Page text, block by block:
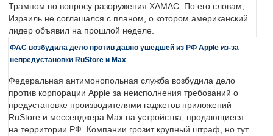
Трампом по вопросу разоружения ХАМАС. По его словам,
Израиль не соглашался с планом, о котором американский
лидер объявил на прошлой неделе.
ФАС возбудила дело против давно ушедшей из РФ Apple из-за
непредустановки RuStore и Max
Федеральная антимонопольная служба возбудила дело
против корпорации Apple за неисполнения требований о
предустановке производителями гаджетов приложений
RuStore и мессенджера Max на устройства, продающиеся
на территории РФ. Компании грозит крупный штраф, но тут